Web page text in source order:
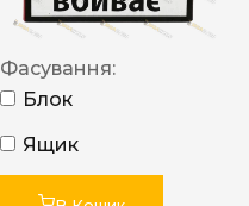
Фасування:
Блок
Ящик